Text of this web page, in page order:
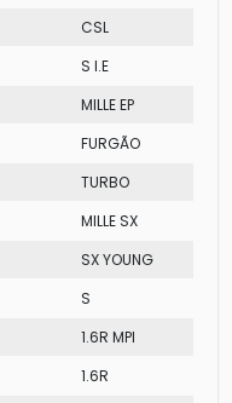
CSL
S I.E
MILLE EP
FURGÃO
TURBO
MILLE SX
SX YOUNG
S
1.6R MPI
1.6R